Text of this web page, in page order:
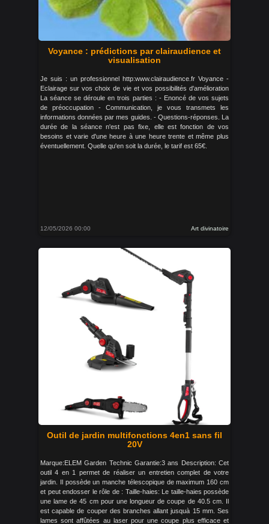
Voyance : prédictions par clairaudience et
visualisation
Je suis : un professionnel http:www.clairaudience.fr Voyance -
Eclairage sur vos choix de vie et vos possibilités d'amélioration
La séance se déroule en trois parties : - Enoncé de vos sujets
de préoccupation - Communication, je vous transmets les
informations données par mes guides. - Questions-réponses. La
durée de la séance n'est pas fixe, elle est fonction de vos
besoins et varie d'une heure à une heure trente et même plus
éventuellement. Quelle qu'en soit la durée, le tarif est 65€.
12/05/2026 00:00 Art divinatoire
Outil de jardin multifonctions 4en1 sans fil
20V
Marque:ELEM Garden Technic Garantie:3 ans Description: Cet
outil 4 en 1 permet de réaliser un entretien complet de votre
jardin. Il possède un manche télescopique de maximum 160 cm
et peut endosser le rôle de : Taille-haies: Le taille-haies possède
une lame de 45 cm pour une longueur de coupe de 40.5 cm. Il
est capable de couper des branches allant jusquà 15 mm. Ses
lames sont affûtées au laser pour une coupe plus efficace et